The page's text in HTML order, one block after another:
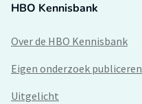
HBO Kennisbank
Over de HBO Kennisbank
Eigen onderzoek publiceren
Uitgelicht